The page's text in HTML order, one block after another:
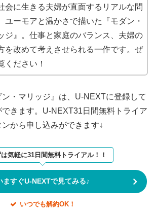
会に生きる夫婦が直面するリアルな問
ユーモアと温かさで描いた『モダン・
ジ』。仕事と家庭のバランス、夫婦の
を改めて考えさせられる一作です。ぜ
ください！
・マリッジ』は、U-NEXTに登録して
きます。U-NEXT31日間無料トライア
から申し込みができます↓
は気軽に31日間無料トライアル！！
ますぐU-NEXTで見てみる♪
いつでも解約OK！